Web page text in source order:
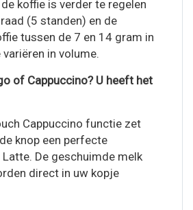
koffie is verder te regelen
(5 standen) en de
tussen de 7 en 14 gram in
in volume.
of Cappuccino? U heeft het
Cappuccino functie zet
knop een perfecte
De geschuimde melk
direct in uw kopje